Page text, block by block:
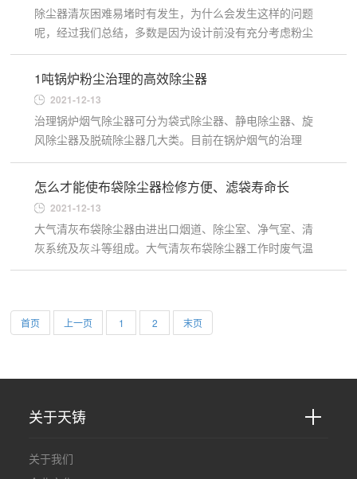
除尘器清灰困难易堵时有发生，为什么会发生这样的问题
呢，经过我们总结，多数是因为设计前没有充分考虑粉尘
的性质，盲目的为了减少设备的投资而选择高的过滤风
速。先择一台好...
1吨锅炉粉尘治理的高效除尘器
2021-12-13
治理锅炉烟气除尘器可分为袋式除尘器、静电除尘器、旋
风除尘器及脱硫除尘器几大类。目前在锅炉烟气的治理
中，布袋除尘器除尘效果是zui好的，也能满足国家环保验
收标准。以前锅...
怎么才能使布袋除尘器检修方便、滤袋寿命长
2021-12-13
大气清灰布袋除尘器由进出口烟道、除尘室、净气室、清
灰系统及灰斗等组成。大气清灰布袋除尘器工作时废气温
度降为130℃，瞬间可达180℃的含尘气体由布袋除尘器中
首页 上一页 1 2 末页
关于天铸
关于我们